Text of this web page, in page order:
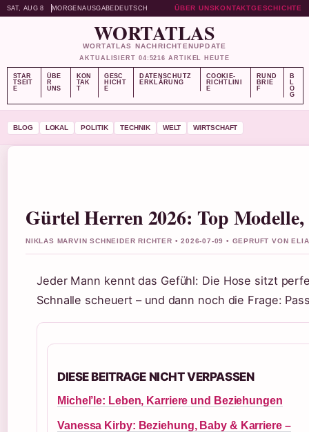
SAT, AUG 8 MORGENAUSGABE DEUTSCH ÜBER UNSKONTAKTGESCHICHTE
WORTATLAS
WORTATLAS NACHRICHTENUPDATE
AKTUALISIERT 04:5216 ARTIKEL HEUTE
STAR
TSEIT
E
ÜBE
R
UNS
KON
TAK
T
GESC
HICHT
E
DATENSCHUTZ
ERKLÄRUNG
COOKIE-
RICHTLINI
E
RUND
BRIE
F
B
L
O
G
BLOG LOKAL POLITIK TECHNIK WELT WIRTSCHAFT
Gürtel Herren 2026: Top
NIKLAS MARVIN SCHNEIDER RICHTER • 2026-07-09 • GEPRUFT VON
Jeder Mann kennt das Gefühl: Die Hose sitzt
Schnalle scheuert – und dann noch die Frage:
DIESE BEITRAGE NICHT VERPASSEN
Michel’le: Leben, Karriere und Beziehungen
Vanessa Kirby: Beziehung, Baby & Karriere –